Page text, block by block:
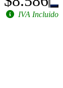
IVA Incluido